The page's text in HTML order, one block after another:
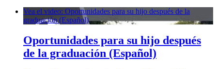
Vea el video: Oportunidades para su hijo después de la
graduación (Español)
Oportunidades para su hijo después
de la graduación (Español)